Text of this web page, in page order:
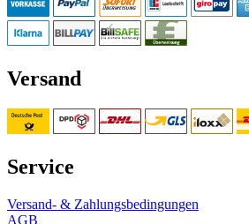
Versand
Service
Versand- & Zahlungsbedingungen
AGB